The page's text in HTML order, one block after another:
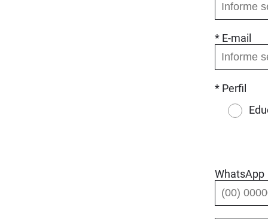
* E-mail
* Perfil
WhatsApp